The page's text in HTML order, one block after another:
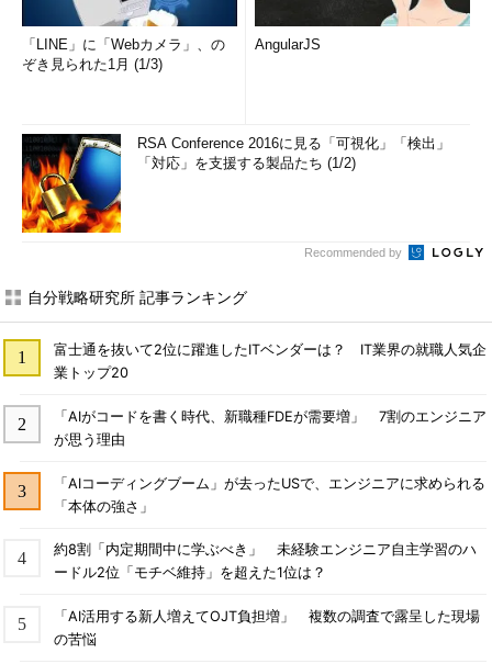
「LINE」に「Webカメラ」、の
ぞき見られた1月 (1/3)
AngularJS
RSA Conference 2016に見る「可視化」「検出」
「対応」を支援する製品たち (1/2)
Recommended by
自分戦略研究所 記事ランキング
富士通を抜いて2位に躍進したITベンダーは？ IT業界の就職人気企
業トップ20
「AIがコードを書く時代、新職種FDEが需要増」 7割のエンジニア
が思う理由
「AIコーディングブーム」が去ったUSで、エンジニアに求められる
「本体の強さ」
約8割「内定期間中に学ぶべき」 未経験エンジニア自主学習のハ
ードル2位「モチベ維持」を超えた1位は？
「AI活用する新人増えてOJT負担増」 複数の調査で露呈した現場
の苦悩